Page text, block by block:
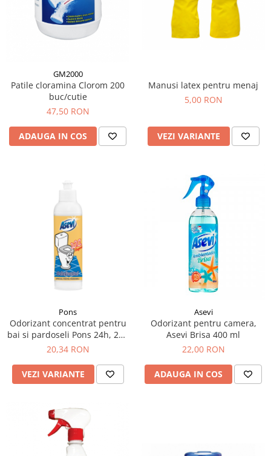
GM2000
Patile cloramina Clorom 200
buc/cutie
47,50 RON
ADAUGA IN COS
Manusi latex pentru menaj
5,00 RON
VEZI VARIANTE
Pons
Odorizant concentrat pentru
bai si pardoseli Pons 24h, 200
ml
20,34 RON
VEZI VARIANTE
Asevi
Odorizant pentru camera,
Asevi Brisa 400 ml
22,00 RON
ADAUGA IN COS